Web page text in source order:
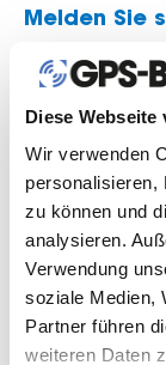
Diese Webseite
Wir verwenden
personalisieren,
zu können und
analysieren.
Verwendung
soziale Medien,
Partner führen
weiteren Daten
Melden Sie